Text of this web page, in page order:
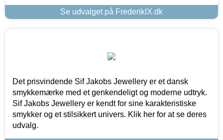
Se udvalget på FrederikIX.dk
Det prisvindende Sif Jakobs Jewellery er et dansk
smykkemærke med et genkendeligt og moderne udtryk.
Sif Jakobs Jewellery er kendt for sine karakteristiske
smykker og et stilsikkert univers. Klik her for at se deres
udvalg.